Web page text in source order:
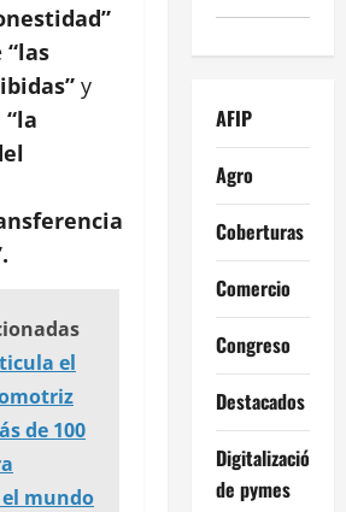
“las
y
“la
el
de 100
mundo
AFIP
Agro
Coberturas
Comercio
Congreso
Destacados
Digitalización
de pymes